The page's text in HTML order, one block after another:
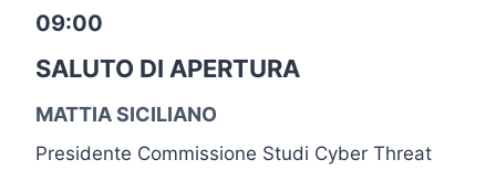
09:00
SALUTO DI APERTURA
MATTIA SICILIANO
Presidente Commissione Studi Cyber Threat